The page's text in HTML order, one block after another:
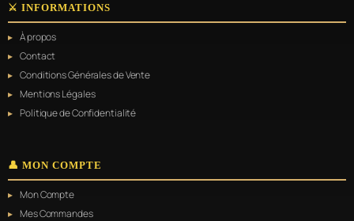
⚔️ INFORMATIONS
À propos
Contact
Conditions Générales de Vente
Mentions Légales
Politique de Confidentialité
👤 MON COMPTE
Mon Compte
Mes Commandes